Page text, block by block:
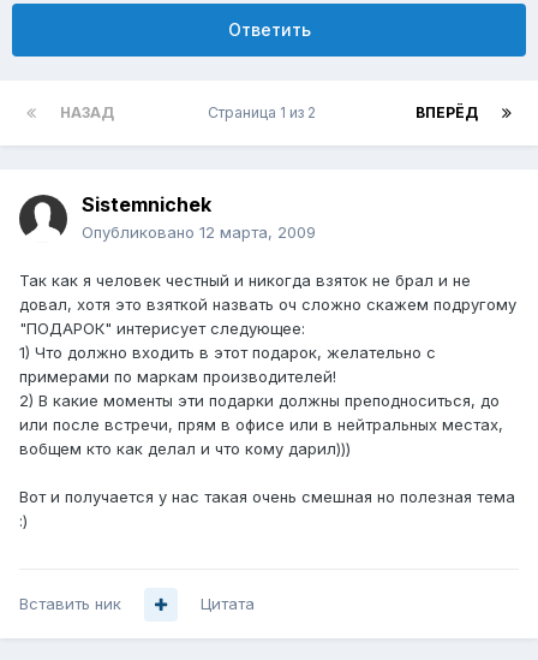
Ответить
НАЗАД ВПЕРЁД
Страница 1 из 2
Sistemnichek
Опубликовано 12 марта, 2009
Так как я человек честный и никогда взяток не брал и не
довал, хотя это взяткой назвать оч сложно скажем подругому
"ПОДАРОК" интерисует следующее:
1) Что должно входить в этот подарок, желательно с
примерами по маркам производителей!
2) В какие моменты эти подарки должны преподноситься, до
или после встречи, прям в офисе или в нейтральных местах,
вобщем кто как делал и что кому дарил)))
Вот и получается у нас такая очень смешная но полезная тема
:)
Вставить ник Цитата